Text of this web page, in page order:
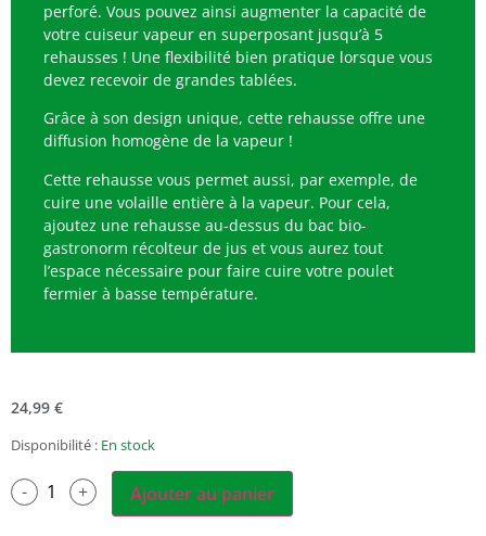
perforé. Vous pouvez ainsi augmenter la capacité de
votre cuiseur vapeur en superposant jusqu’à 5
rehausses ! Une flexibilité bien pratique lorsque vous
devez recevoir de grandes tablées.
Grâce à son design unique, cette rehausse offre une
diffusion homogène de la vapeur !
Cette rehausse vous permet aussi, par exemple, de
cuire une volaille entière à la vapeur. Pour cela,
ajoutez une rehausse au-dessus du bac bio-
gastronorm récolteur de jus et vous aurez tout
l’espace nécessaire pour faire cuire votre poulet
fermier à basse température.
24,99 €
Disponibilité : En stock
Ajouter au panier